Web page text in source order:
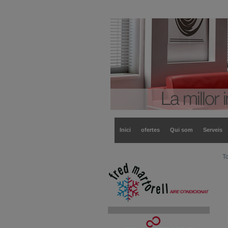
Inici ofertes Qui som Serveis